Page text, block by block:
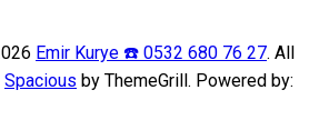
Emir Kurye ☎️ 0532 680 76 27. All
Spacious by ThemeGrill. Powered by: